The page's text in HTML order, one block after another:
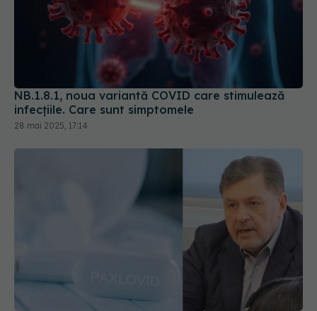
NB.1.8.1, noua variantă COVID care stimulează
infecțiile. Care sunt simptomele
28 mai 2025, 17:14